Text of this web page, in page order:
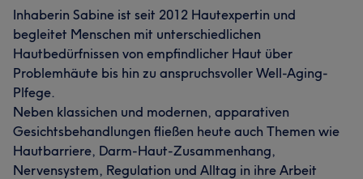
Inhaberin Sabine ist seit 2012 Hautexpertin und
begleitet Menschen mit unterschiedlichen
Hautbedürfnissen von empfindlicher Haut über
Problemhäute bis hin zu anspruchsvoller Well-Aging-
Plfege.
Neben klassichen und modernen, apparativen
Gesichtsbehandlungen fließen heute auch Themen wie
Hautbarriere, Darm-Haut-Zusammenhang,
Nervensystem, Regulation und Alltag in ihre Arbeit